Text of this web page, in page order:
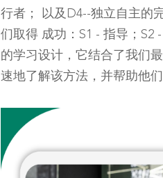
行者； 以及D4--独立自主的
们取得 成功：S1 - 指导；S2
的学习设计，它结合了我们
速地了解该方法，并帮助他